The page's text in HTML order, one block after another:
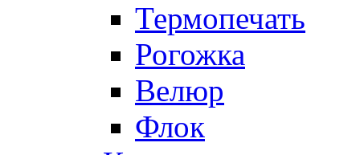
Термопечать
Рогожка
Велюр
Флок